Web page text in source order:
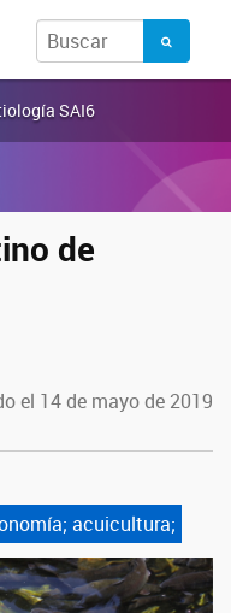
SAI6
de
el 14 de mayo de 2019
acuicultura;